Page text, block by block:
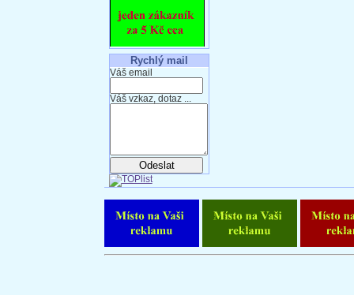
Rychlý mail
Váš email
Váš vzkaz, dotaz ...